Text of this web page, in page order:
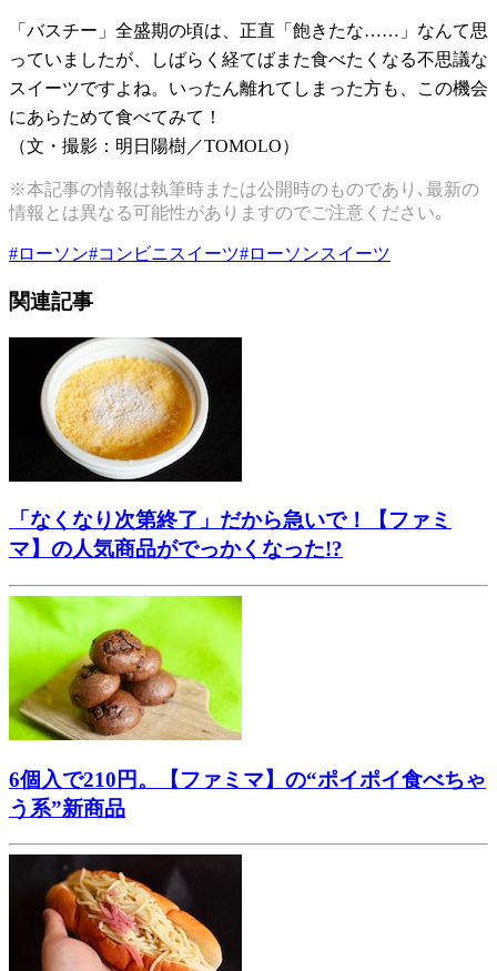
「バスチー」全盛期の頃は、正直「飽きたな……」なんて思
っていましたが、しばらく経てばまた食べたくなる不思議な
スイーツですよね。いったん離れてしまった方も、この機会
にあらためて食べてみて！
（文・撮影：明日陽樹／TOMOLO）
※本記事の情報は執筆時または公開時のものであり､最新の
情報とは異なる可能性がありますのでご注意ください｡
#ローソン#コンビニスイーツ#ローソンスイーツ
関連記事
「なくなり次第終了」だから急いで！【ファミ
マ】の人気商品がでっかくなった!?
6個入で210円。【ファミマ】の“ポイポイ食べちゃ
う系”新商品